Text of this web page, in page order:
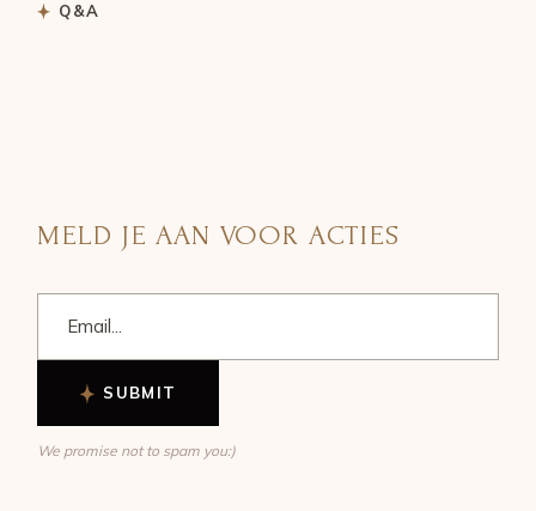
Q&A
MELD JE AAN VOOR ACTIES
SUBMIT
We promise not to spam you:)